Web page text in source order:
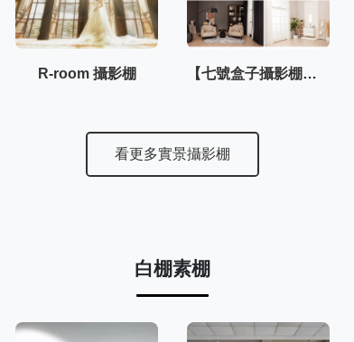
R-room 攝影棚 【七號盒子攝影棚】–內湖棚3F
看更多實景攝影棚
白棚素棚